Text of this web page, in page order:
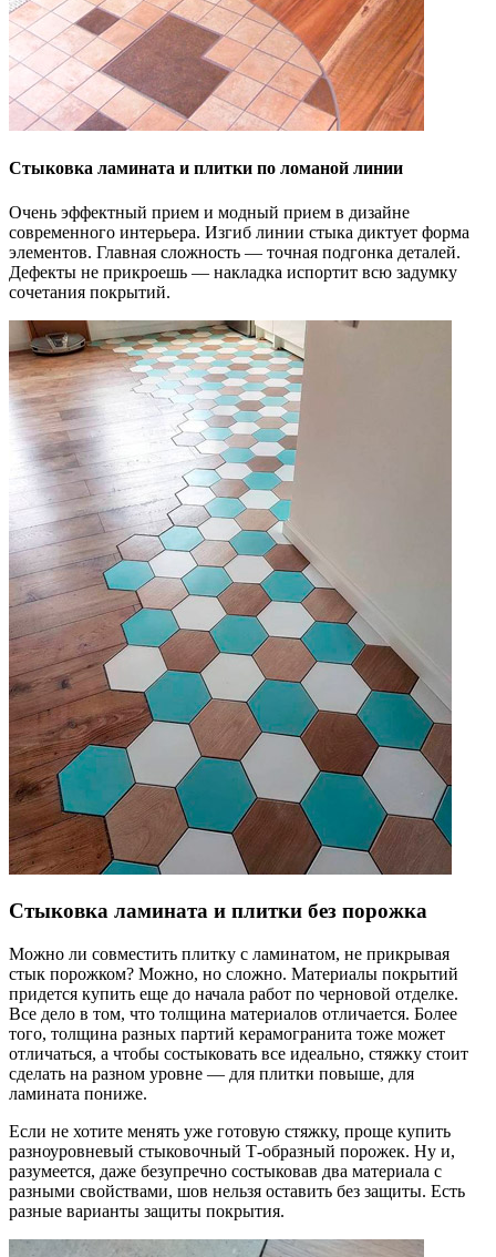
Стыковка ламината и плитки по ломаной линии
Очень эффектный прием и модный прием в дизайне
современного интерьера. Изгиб линии стыка диктует форма
элементов. Главная сложность — точная подгонка деталей.
Дефекты не прикроешь — накладка испортит всю задумку
сочетания покрытий.
Стыковка ламината и плитки без порожка
Можно ли совместить плитку с ламинатом, не прикрывая
стык порожком? Можно, но сложно. Материалы покрытий
придется купить еще до начала работ по черновой отделке.
Все дело в том, что толщина материалов отличается. Более
того, толщина разных партий керамогранита тоже может
отличаться, а чтобы состыковать все идеально, стяжку стоит
сделать на разном уровне — для плитки повыше, для
ламината пониже.
Если не хотите менять уже готовую стяжку, проще купить
разноуровневый стыковочный Т-образный порожек. Ну и,
разумеется, даже безупречно состыковав два материала с
разными свойствами, шов нельзя оставить без защиты. Есть
разные варианты защиты покрытия.